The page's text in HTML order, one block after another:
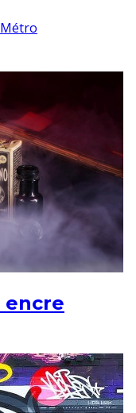
Métro
encre